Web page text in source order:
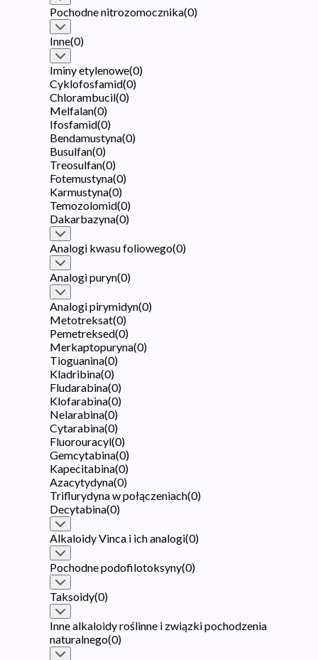
Pochodne nitrozomocznika(0)
Inne(0)
Iminy etylenowe(0)
Cyklofosfamid(0)
Chlorambucil(0)
Melfalan(0)
Ifosfamid(0)
Bendamustyna(0)
Busulfan(0)
Treosulfan(0)
Fotemustyna(0)
Karmustyna(0)
Temozolomid(0)
Dakarbazyna(0)
Analogi kwasu foliowego(0)
Analogi puryn(0)
Analogi pirymidyn(0)
Metotreksat(0)
Pemetreksed(0)
Merkaptopuryna(0)
Tioguanina(0)
Kladribina(0)
Fludarabina(0)
Klofarabina(0)
Nelarabina(0)
Cytarabina(0)
Fluorouracyl(0)
Gemcytabina(0)
Kapecitabina(0)
Azacytydyna(0)
Triflurydyna w połączeniach(0)
Decytabina(0)
Alkaloidy Vinca i ich analogi(0)
Pochodne podofilotoksyny(0)
Taksoidy(0)
Inne alkaloidy roślinne i związki pochodzenia
naturalnego(0)